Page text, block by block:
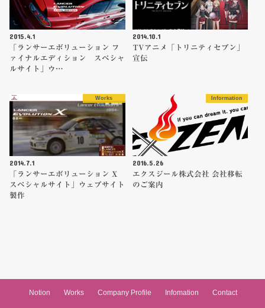
2015.4.1
「ランサーエボリューション フ
ァイナルエディション スペシャ
ルサイト」ウ…
2014.10.1
TVアニメ「トリニティセブン」
宣伝
Works
2014.7.1
「ランサーエボリューション X
スペシャルサイト」ウェブサイト
製作
Information
2016.5.26
エクスジール株式会社 会社移転
のご案内
Notion Works Company Profile Infomation Contact